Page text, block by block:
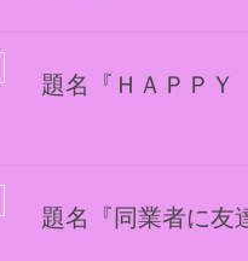
題名『ＨＡＰＰ
題名『同業者に友